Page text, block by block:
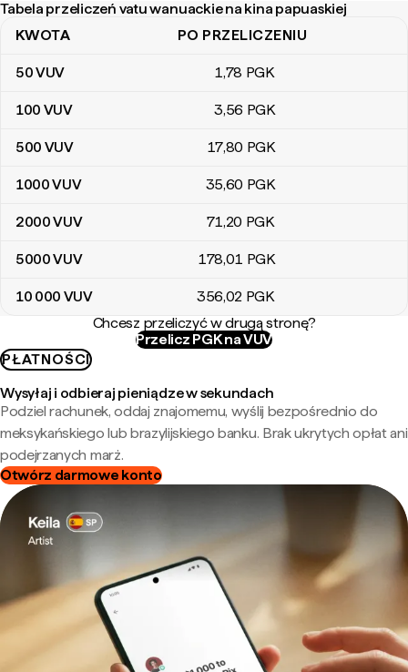
Tabela przeliczeń vatu wanuackie na kina papuaskiej
Tabela przeliczeń vatu wanuackie na kina papuaskiej
KWOTA PO PRZELICZENIU
50VUV 1,78 PGK
100 VUV 3,56 PGK
500 VUV 17,80 PGK
1000VUV 35,60 PGK
2000VUV 71,20 PGK
5000VUV 178,01 PGK
10 000 VUV 356,02 PGK
Chcesz przeliczyć w drugą stronę?
Przelicz PGK na VUV
PŁATNOŚCI
Wysyłaj i odbieraj pieniądze w sekundach
Podziel rachunek, oddaj znajomemu, wyślij bezpośrednio do
meksykańskiego lub brazylijskiego banku. Brak ukrytych opłat ani
podejrzanych marż.
Otwórz darmowe konto